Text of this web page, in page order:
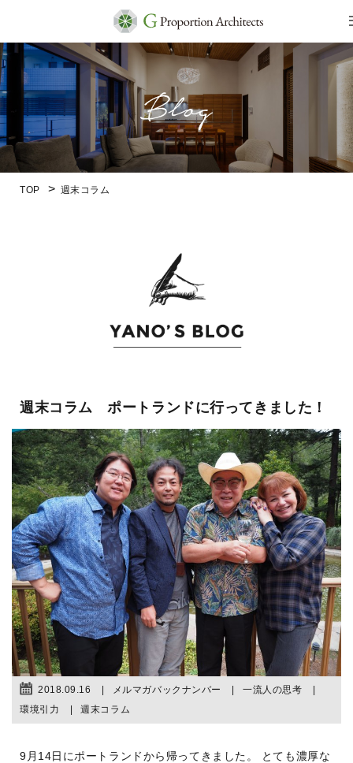
TOP 週末コラム
週末コラム ポートランドに行ってきました！
2018.09.16 メルマガバックナンバー
一流人の思考
環境引力
週末コラム
9月14日にポートランドから帰ってきました。 とても濃厚な